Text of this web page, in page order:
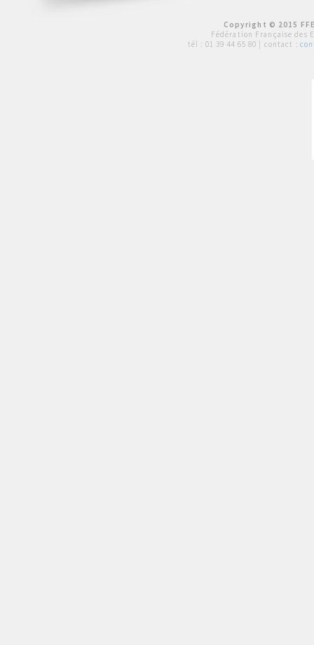
Copyright © 2015
Fédération Française des
tél : 01 39 44 65 80 | contact :